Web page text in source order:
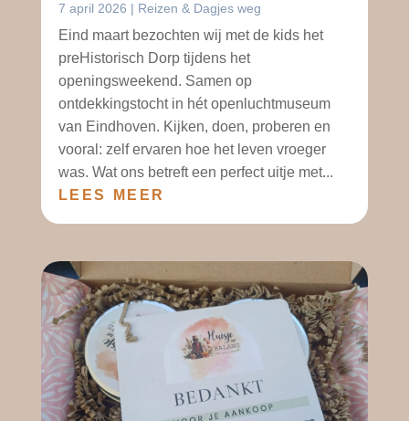
7 april 2026 | Reizen & Dagjes weg
Eind maart bezochten wij met de kids het
preHistorisch Dorp tijdens het
openingsweekend. Samen op
ontdekkingstocht in hét openluchtmuseum
van Eindhoven. Kijken, doen, proberen en
vooral: zelf ervaren hoe het leven vroeger
was. Wat ons betreft een perfect uitje met...
LEES MEER